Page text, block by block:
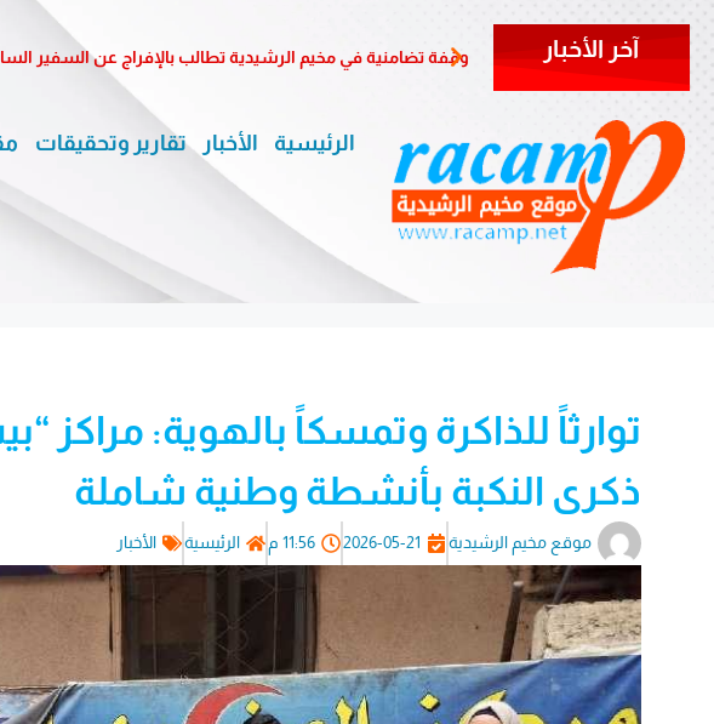
آخر الأخبار وقفة تضامنية في مخيم الرشيدية تطالب بالإفراج عن السفير
الرئيسية الأخبار تقارير وتحقيقات
توارثاً للذاكرة وتمسكاً بالهوية: مراكز
ذكرى النكبة بأنشطة وطنية شاملة
موقع مخيم الرشيدية 2026-05-21 11:56 م الرئيسية الأخبار